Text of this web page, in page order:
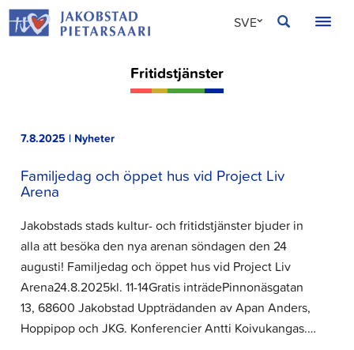
Hoppa
till
SVE
Fritidstjänster
7.8.2025 | Nyheter
Familjedag och öppet hus vid Project Liv
Arena
Jakobstads stads kultur- och fritidstjänster bjuder in
alla att besöka den nya arenan söndagen den 24
augusti! Familjedag och öppet hus vid Project Liv
Arena24.8.2025kl. 11-14Gratis inträdePinnonäsgatan
13, 68600 Jakobstad Uppträdanden av Apan Anders,
Hoppipop och JKG. Konferencier Antti Koivukangas.…